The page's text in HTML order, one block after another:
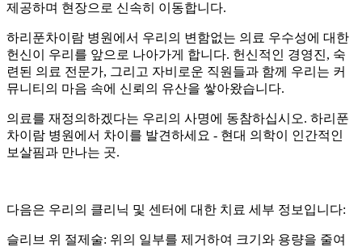
제공하며 현장으로 신속히 이동합니다.
하리푼차이람 병원에서 우리의 변함없는 의료 우수성에 대한
헌신이 우리를 앞으로 나아가게 합니다. 헌신적인 경영진, 숙
련된 의료 전문가, 그리고 자비로운 직원들과 함께 우리는 커
뮤니티의 마음 속에 신뢰의 유산을 쌓아왔습니다.
의료를 재정의하겠다는 우리의 사명에 동참하십시오. 하리푼
차이람 병원에서 차이를 발견하세요 - 현대 의학이 인간적인
보살핌과 만나는 곳.
다음은 우리의 클리닉 및 센터에 대한 치료 세부 정보입니다:
슬리브 위 절제술: 위의 일부를 제거하여 크기와 용량을 줄여